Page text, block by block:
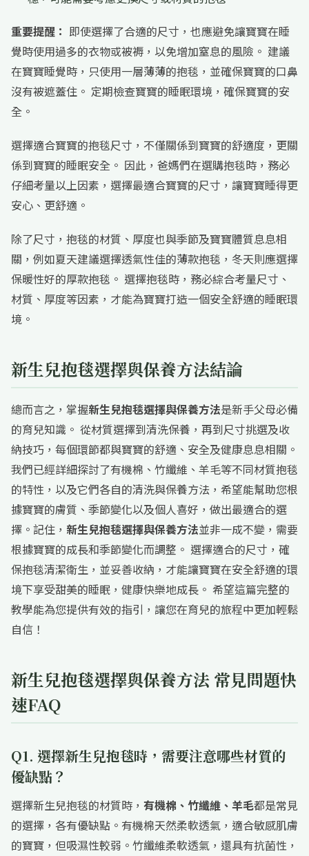
重要提醒： 即使選擇了合適的尺寸，也應避免讓寶寶在睡
覺時使用過多的衣物或被褥，以免增加窒息的風險。 建議
在寶寶睡覺時，只使用一層薄薄的抱毯，並確保寶寶的口鼻
沒有被遮蓋住。 定期檢查寶寶的睡眠環境，確保寶寶的安
全。
選擇適合寶寶的抱毯尺寸，不僅關係到寶寶的舒適度，更關
係到寶寶的睡眠安全。 因此，爸媽們在選購抱毯時，務必
仔細考量以上因素，選擇最適合寶寶的尺寸，讓寶寶睡得更
安心、更舒適。
除了尺寸，抱毯的材質、厚度也與季節及寶寶體質息息相
關，例如夏天建議選擇透氣性佳的薄款抱毯，冬天則應選擇
保暖性好的厚款抱毯。 選擇抱毯時，務必綜合考量尺寸、
材質、厚度等因素，才能為寶寶打造一個安全舒適的睡眠環
境。
新生兒抱毯選擇與保養方法結論
總而言之，掌握新生兒抱毯選擇與保養方法是新手父母必備
的育兒知識。 從材質選擇到清洗保養，再到尺寸挑選及收
納技巧，每個環節都與寶寶的舒適、安全及健康息息相關。
我們已經詳細探討了有機棉、竹纖維、羊毛等不同材質抱毯
的特性，以及它們各自的清洗與保養方法，希望能幫助您根
據寶寶的膚質、季節變化以及個人喜好，做出最適合的選
擇。記住， 新生兒抱毯選擇與保養方法並非一成不變，需要
根據寶寶的成長和季節變化而調整。 選擇適合的尺寸，確
保抱毯清潔衛生，並妥善收納，才能讓寶寶在安全舒適的環
境下享受甜美的睡眠，健康快樂地成長。 希望這篇完整的
教學能為您提供有效的指引，讓您在育兒的旅程中更加輕鬆
自信！
新生兒抱毯選擇與保養方法 常見問題快
速FAQ
Q1. 選擇新生兒抱毯時，需要注意哪些材質的
優缺點？
選擇新生兒抱毯的材質時， 有機棉、竹纖維、羊毛都是常見
的選擇，各有優缺點。有機棉天然柔軟透氣，適合敏感肌膚
的寶寶，但吸濕性較弱。竹纖維柔軟透氣，還具有抗菌性，